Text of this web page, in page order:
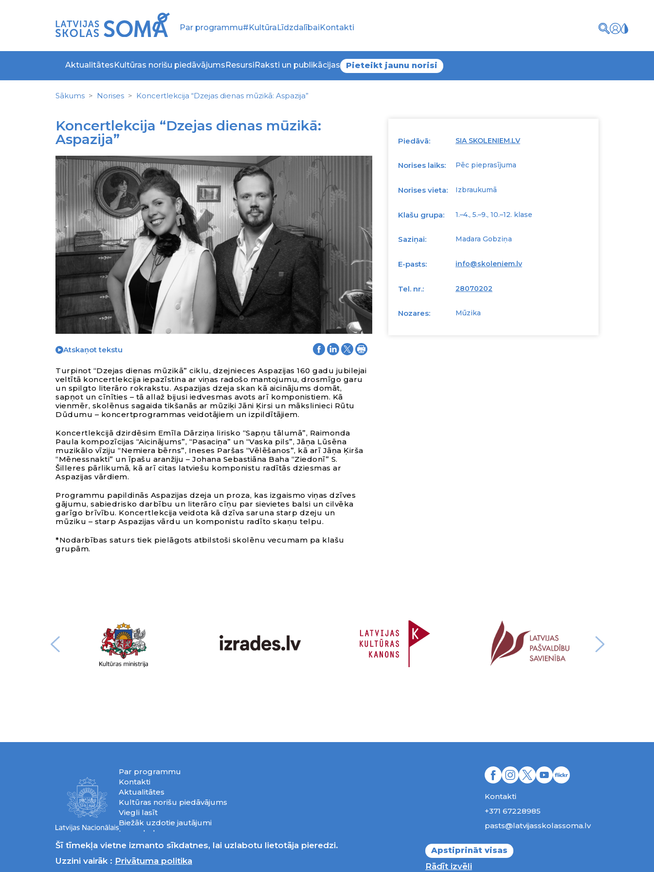
Par programmu#KultūraLīdzdalībai Kontakti
Aktualitātes Kultūras norišu piedāvājums Resursi Raksti un publikācijas Pieteikt jaunu norisi
Sākums Norises Koncertlekcija “Dzejas dienas mūzikā: Aspazija”
Koncertlekcija “Dzejas dienas mūzikā:
Aspazija”
Piedāvā: SIA SKOLENIEM.LV
Norises laiks: Pēc pieprasījuma
Norises vieta: Izbraukumā
Klašu grupa: 1.–4., 5.–9., 10.–12. klase
Saziņai: Madara Gobziņa
E-pasts: info@skoleniem.lv
Tel. nr.: 28070202
Nozares: Mūzika
Atskaņot tekstu
Turpinot “Dzejas dienas mūzikā” ciklu, dzejnieces Aspazijas 160 gadu jubilejai
veltītā koncertlekcija iepazīstina ar viņas radošo mantojumu, drosmīgo garu
un spilgto literāro rokrakstu. Aspazijas dzeja skan kā aicinājums domāt,
sapņot un cīnīties – tā allaž bijusi iedvesmas avots arī komponistiem. Kā
vienmēr, skolēnus sagaida tikšanās ar mūziķi Jāni Ķirsi un mākslinieci Rūtu
Dūdumu – koncertprogrammas veidotājiem un izpildītājiem.
Koncertlekcijā dzirdēsim Emīla Dārziņa lirisko “Sapņu tālumā”, Raimonda
Paula kompozīcijas “Aicinājums”, “Pasaciņa” un “Vaska pils”, Jāņa Lūsēna
muzikālo vīziju “Nemiera bērns”, Ineses Paršas “Vēlēšanos”, kā arī Jāņa Ķirša
“Mēnessnakti” un īpašu aranžiju – Johana Sebastiāna Baha “Ziedonī” S.
Šilleres pārlikumā, kā arī citas latviešu komponistu radītās dziesmas ar
Aspazijas vārdiem.
Programmu papildinās Aspazijas dzeja un proza, kas izgaismo viņas dzīves
gājumu, sabiedrisko darbību un literāro cīņu par sievietes balsi un cilvēka
garīgo brīvību. Koncertlekcija veidota kā dzīva saruna starp dzeju un
mūziku – starp Aspazijas vārdu un komponistu radīto skaņu telpu.
*Nodarbības saturs tiek pielāgots atbilstoši skolēnu vecumam pa klašu
grupām.
Par programmu
Kontakti
Aktualitātes
Kultūras norišu piedāvājums
Viegli lasīt
Biežāk uzdotie jautājumi
Lapas koks
Privātuma politika
Kontakti
+371 67228985
pasts@latvijasskolassoma.lv
Pieteikties jaunumiem
© 2026 Latvijas Nacionālais kultūras centrs, publicētā satura visas tiesības aizsargātas.
Šī tīmekļa vietne izmanto sīkdatnes, lai uzlabotu lietotāja pieredzi.
Uzzini vairāk : Privātuma politika
Apstiprināt visas
Rādīt izvēli